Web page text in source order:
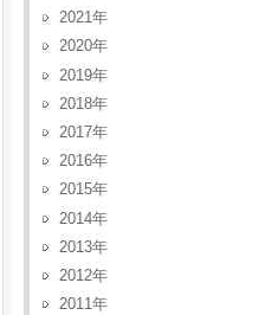
2021
2020
2019
2018
2017
2016
2015
2014
2013
2012
2011